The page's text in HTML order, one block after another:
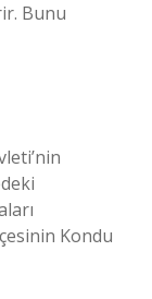
Bunu
Kondu